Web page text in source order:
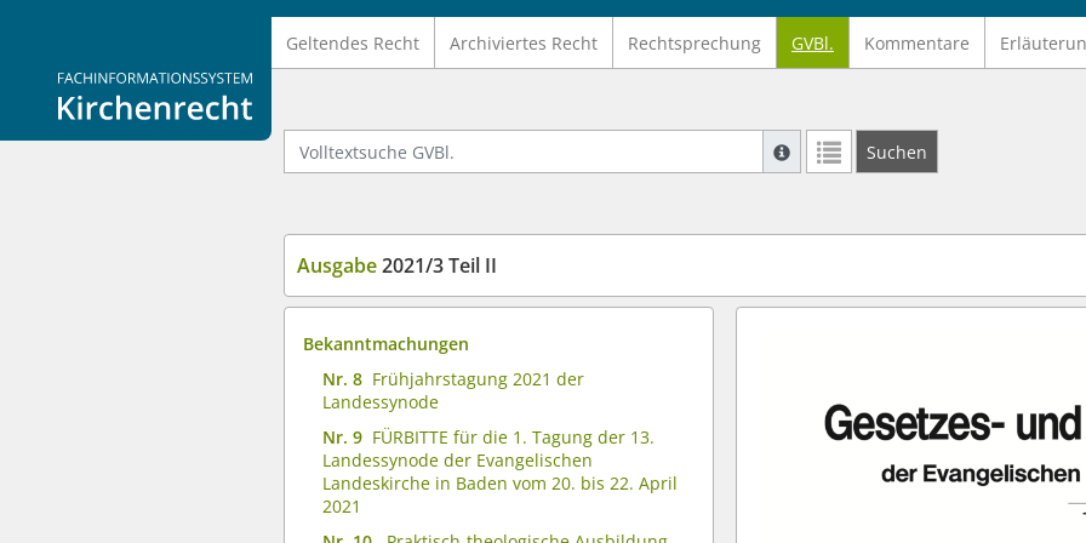
Logo Fachinformationssystem Kirchenrecht
Geltendes Recht Archiviertes Recht Rechtsprechung GVBl. Kommentare
Volltextsuche GVBl.
Suche mit Platzhalter "*", Bsp.
Suchen
Ausgabe2021/3 Teil II
Bekanntmachungen
Nr. 8 Frühjahrstagung 2021 der
Landessynode
Nr. 9 FÜRBITTE für die 1. Tagung der 13.
Landessynode der Evangelischen
Landeskirche in Baden vom 20. bis 22. April
2021